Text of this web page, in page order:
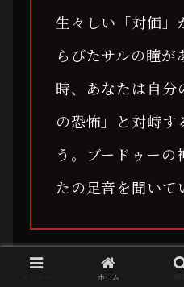
生々しい「対価」
らびたサルの瞳が
時、あなたは自分
の恐怖」と対峙す
う。ブードゥーの
たの足音を聞いて
ホーム